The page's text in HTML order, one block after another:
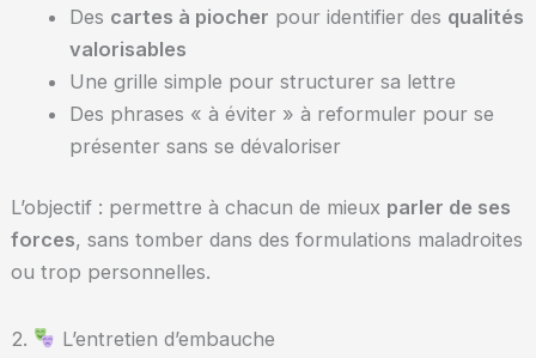
Des cartes à piocher pour identifier des qualités
valorisables
Une grille simple pour structurer sa lettre
Des phrases « à éviter » à reformuler pour se
présenter sans se dévaloriser
L’objectif : permettre à chacun de mieux parler de ses
forces, sans tomber dans des formulations maladroites
ou trop personnelles.
2.
L’entretien d’embauche